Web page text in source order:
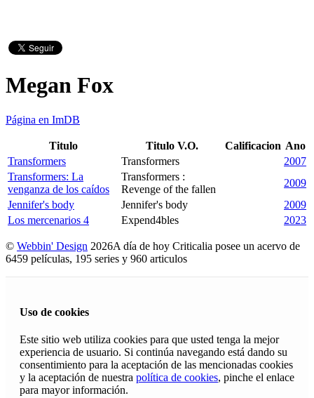
Megan Fox
Página en ImDB
Titulo Titulo V.O. Calificacion Ano
Transformers
Transformers
2007
Transformers: La
venganza de los caídos
Transformers :
Revenge of the fallen
2009
Jennifer's body
Jennifer's body
2009
Los mercenarios 4
Expend4bles 2023
© Webbin' Design 2026A día de hoy Criticalia posee un acervo de
6459 películas, 195 series y 960 articulos
Uso de cookies
Este sitio web utiliza cookies para que usted tenga la mejor
experiencia de usuario. Si continúa navegando está dando su
consentimiento para la aceptación de las mencionadas cookies
y la aceptación de nuestra política de cookies, pinche el enlace
para mayor información.